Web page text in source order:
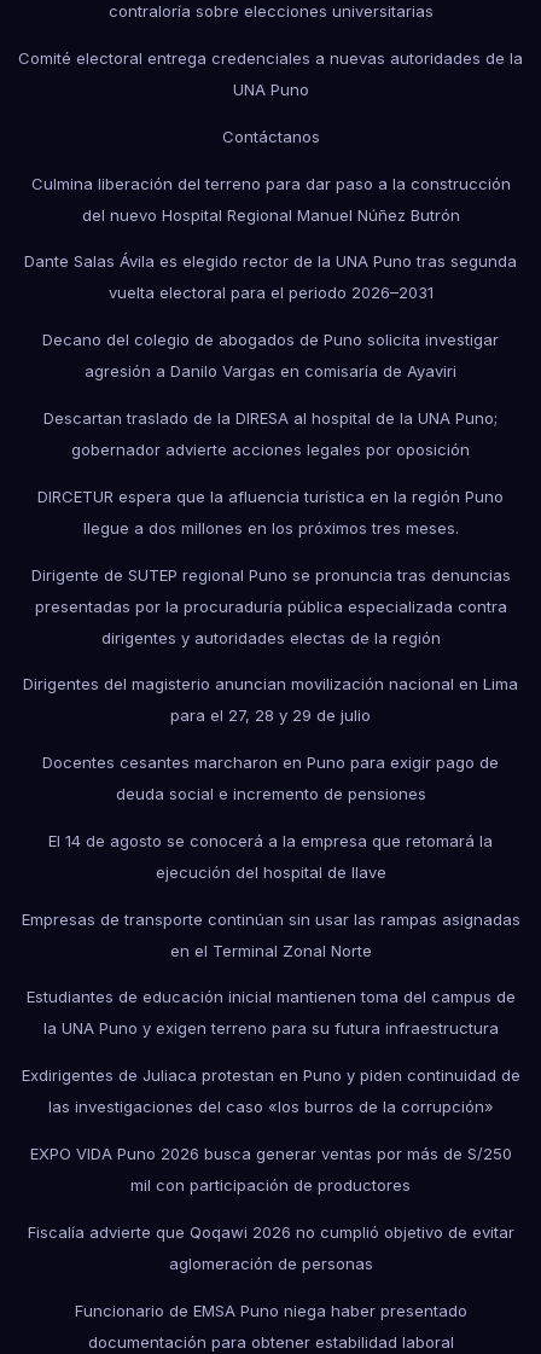
contraloría sobre elecciones universitarias
Comité electoral entrega credenciales a nuevas autoridades de la
UNA Puno
Contáctanos
Culmina liberación del terreno para dar paso a la construcción
del nuevo Hospital Regional Manuel Núñez Butrón
Dante Salas Ávila es elegido rector de la UNA Puno tras segunda
vuelta electoral para el periodo 2026–2031
Decano del colegio de abogados de Puno solicita investigar
agresión a Danilo Vargas en comisaría de Ayaviri
Descartan traslado de la DIRESA al hospital de la UNA Puno;
gobernador advierte acciones legales por oposición
DIRCETUR espera que la afluencia turística en la región Puno
llegue a dos millones en los próximos tres meses.
Dirigente de SUTEP regional Puno se pronuncia tras denuncias
presentadas por la procuraduría pública especializada contra
dirigentes y autoridades electas de la región
Dirigentes del magisterio anuncian movilización nacional en Lima
para el 27, 28 y 29 de julio
Docentes cesantes marcharon en Puno para exigir pago de
deuda social e incremento de pensiones
El 14 de agosto se conocerá a la empresa que retomará la
ejecución del hospital de Ilave
Empresas de transporte continúan sin usar las rampas asignadas
en el Terminal Zonal Norte
Estudiantes de educación inicial mantienen toma del campus de
la UNA Puno y exigen terreno para su futura infraestructura
Exdirigentes de Juliaca protestan en Puno y piden continuidad de
las investigaciones del caso «los burros de la corrupción»
EXPO VIDA Puno 2026 busca generar ventas por más de S/250
mil con participación de productores
Fiscalía advierte que Qoqawi 2026 no cumplió objetivo de evitar
aglomeración de personas
Funcionario de EMSA Puno niega haber presentado
documentación para obtener estabilidad laboral